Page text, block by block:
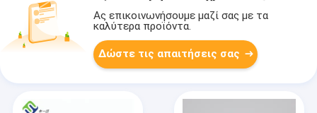
Ας επικοινωνήσουμε μαζί σας με τα
καλύτερα προϊόντα.
Δώστε τις απαιτήσεις σας